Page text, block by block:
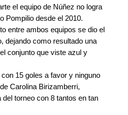
el equipo de Núñez no logra
Pompilio desde el 2010.
entre ambos equipos se dio el
dejando como resultado una
conjunto que viste azul y
15 goles a favor y ninguno
Carolina Birizamberri,
del torneo con 8 tantos en tan